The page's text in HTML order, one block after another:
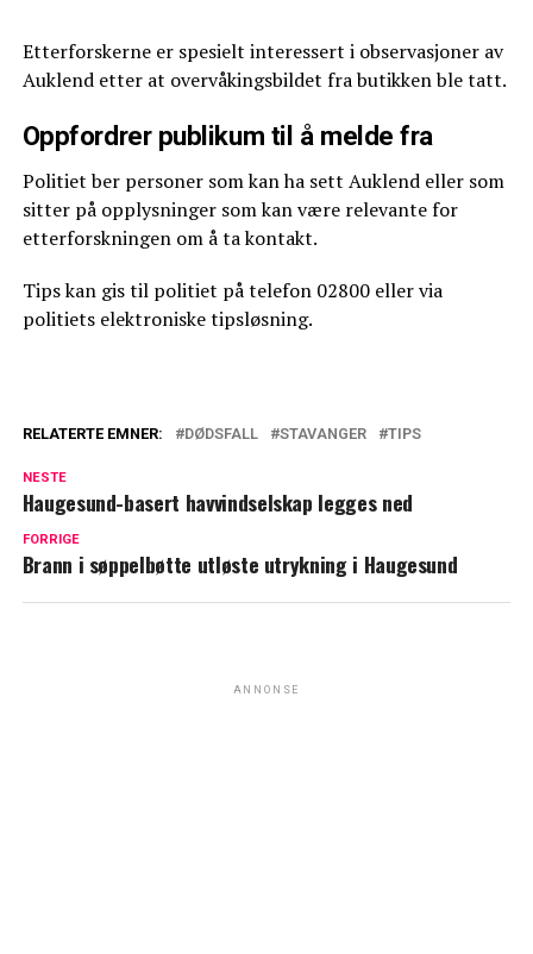
Etterforskerne er spesielt interessert i observasjoner av
Auklend etter at overvåkingsbildet fra butikken ble tatt.
Oppfordrer publikum til å melde fra
Politiet ber personer som kan ha sett Auklend eller som
sitter på opplysninger som kan være relevante for
etterforskningen om å ta kontakt.
Tips kan gis til politiet på telefon 02800 eller via
politiets elektroniske tipsløsning.
RELATERTE EMNER: DØDSFALL STAVANGER TIPS
NESTE
Haugesund-basert havvindselskap legges ned
FORRIGE
Brann i søppelbøtte utløste utrykning i Haugesund
ANNONSE